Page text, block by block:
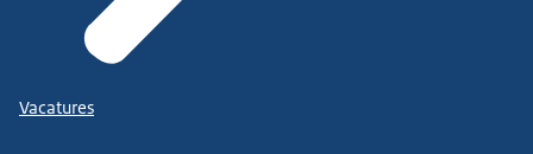
Vacatures